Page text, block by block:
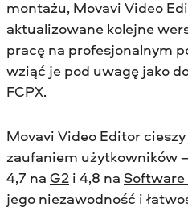
montażu, Movavi Video
aktualizowane kolejne
pracę na profesjonalnym
wziąć je pod uwagę jako
FCPX.
Movavi Video Editor
zaufaniem użytkowników
4,7 na G2 i 4,8 na
jego niezawodność i